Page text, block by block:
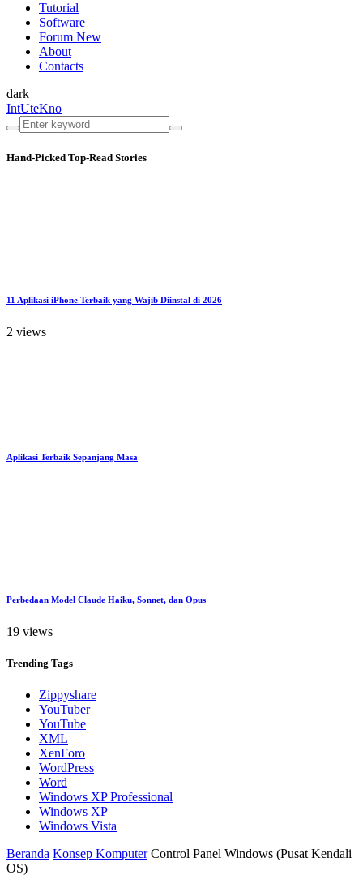
Tutorial
Software
Forum New
About
Contacts
dark
IntUteKno
Hand-Picked Top-Read Stories
11 Aplikasi iPhone Terbaik yang Wajib Diinstal di 2026
2 views
Aplikasi Terbaik Sepanjang Masa
Perbedaan Model Claude Haiku, Sonnet, dan Opus
19 views
Trending Tags
Zippyshare
YouTuber
YouTube
XML
XenForo
WordPress
Word
Windows XP Professional
Windows XP
Windows Vista
Beranda Konsep Komputer Control Panel Windows (Pusat Kendali
OS)